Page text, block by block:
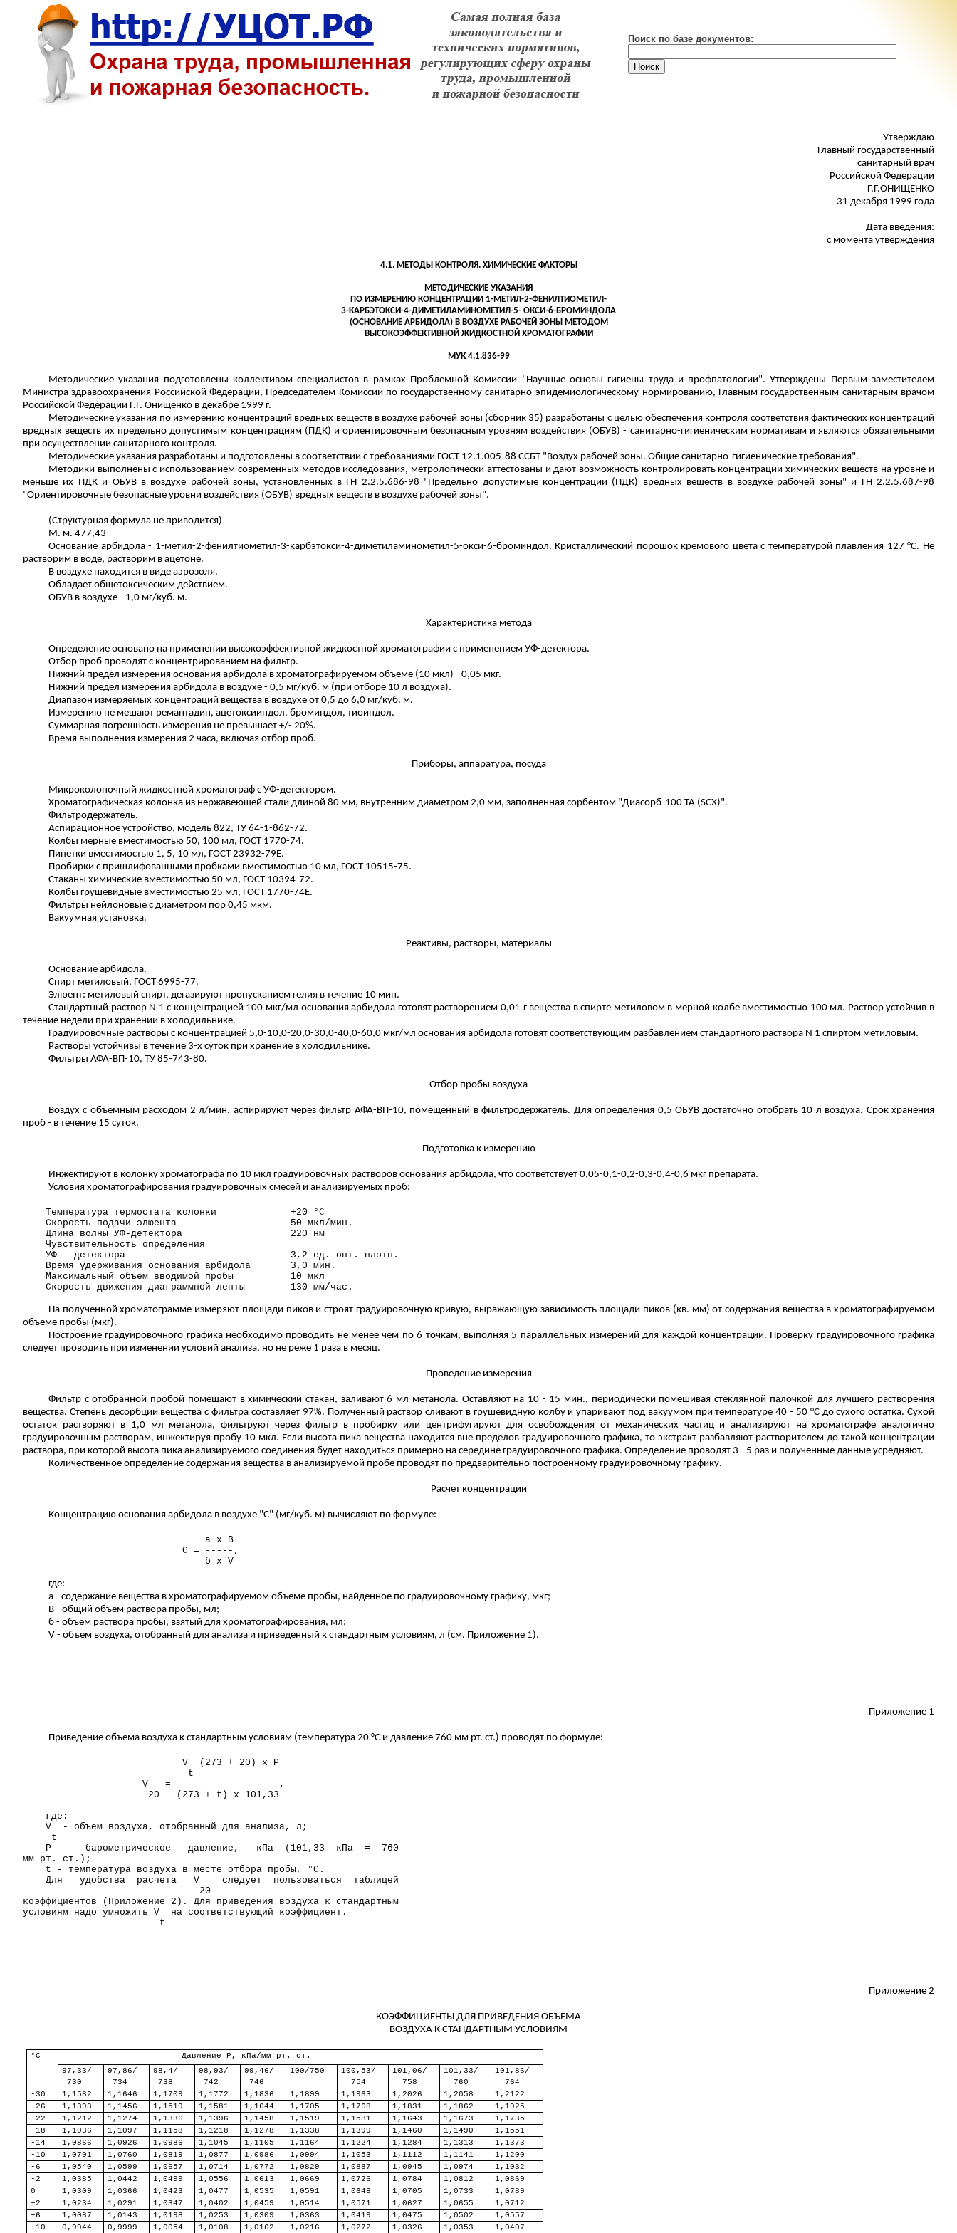
Поиск по базе документов:
Утверждаю
Главный государственный
санитарный врач
Российской Федерации
Г.Г.ОНИЩЕНКО
31 декабря 1999 года
Дата введения:
с момента утверждения
4.1. МЕТОДЫ КОНТРОЛЯ. ХИМИЧЕСКИЕ ФАКТОРЫ
МЕТОДИЧЕСКИЕ УКАЗАНИЯ
ПО ИЗМЕРЕНИЮ КОНЦЕНТРАЦИИ 1-МЕТИЛ-2-ФЕНИЛТИОМЕТИЛ-
3-КАРБЭТОКСИ-4-ДИМЕТИЛАМИНОМЕТИЛ-5- ОКСИ-6-БРОМИНДОЛА
(ОСНОВАНИЕ АРБИДОЛА) В ВОЗДУХЕ РАБОЧЕЙ ЗОНЫ МЕТОДОМ
ВЫСОКОЭФФЕКТИВНОЙ ЖИДКОСТНОЙ ХРОМАТОГРАФИИ
МУК 4.1.836-99
Методические указания подготовлены коллективом специалистов в рамках Проблемной Комиссии "Научные основы гигиены труда и профпатологии". Утверждены Первым заместителем
Министра здравоохранения Российской Федерации, Председателем Комиссии по государственному санитарно-эпидемиологическому нормированию, Главным государственным санитарным врачом
Российской Федерации Г.Г. Онищенко в декабре 1999 г.
Методические указания по измерению концентраций вредных веществ в воздухе рабочей зоны (сборник 35) разработаны с целью обеспечения контроля соответствия фактических концентраций
вредных веществ их предельно допустимым концентрациям (ПДК) и ориентировочным безопасным уровням воздействия (ОБУВ) - санитарно-гигиеническим нормативам и являются обязательными
при осуществлении санитарного контроля.
Методические указания разработаны и подготовлены в соответствии с требованиями ГОСТ 12.1.005-88 ССБТ "Воздух рабочей зоны. Общие санитарно-гигиенические требования".
Методики выполнены с использованием современных методов исследования, метрологически аттестованы и дают возможность контролировать концентрации химических веществ на уровне и
меньше их ПДК и ОБУВ в воздухе рабочей зоны, установленных в ГН 2.2.5.686-98 "Предельно допустимые концентрации (ПДК) вредных веществ в воздухе рабочей зоны" и ГН 2.2.5.687-98
"Ориентировочные безопасные уровни воздействия (ОБУВ) вредных веществ в воздухе рабочей зоны".
(Структурная формула не приводится)
М. м. 477,43
Основание арбидола - 1-метил-2-фенилтиометил-3-карбэтокси-4-диметиламинометил-5-окси-6-броминдол. Кристаллический порошок кремового цвета с температурой плавления 127 °С. Не
растворим в воде, растворим в ацетоне.
В воздухе находится в виде аэрозоля.
Обладает общетоксическим действием.
ОБУВ в воздухе - 1,0 мг/куб. м.
Характеристика метода
Определение основано на применении высокоэффективной жидкостной хроматографии с применением УФ-детектора.
Отбор проб проводят с концентрированием на фильтр.
Нижний предел измерения основания арбидола в хроматографируемом объеме (10 мкл) - 0,05 мкг.
Нижний предел измерения арбидола в воздухе - 0,5 мг/куб. м (при отборе 10 л воздуха).
Диапазон измеряемых концентраций вещества в воздухе от 0,5 до 6,0 мг/куб. м.
Измерению не мешают ремантадин, ацетоксииндол, броминдол, тиоиндол.
Суммарная погрешность измерения не превышает +/- 20%.
Время выполнения измерения 2 часа, включая отбор проб.
Приборы, аппаратура, посуда
Микроколоночный жидкостной хроматограф с УФ-детектором.
Хроматографическая колонка из нержавеющей стали длиной 80 мм, внутренним диаметром 2,0 мм, заполненная сорбентом "Диасорб-100 ТА (SCX)".
Фильтродержатель.
Аспирационное устройство, модель 822, ТУ 64-1-862-72.
Колбы мерные вместимостью 50, 100 мл, ГОСТ 1770-74.
Пипетки вместимостью 1, 5, 10 мл, ГОСТ 23932-79Е.
Пробирки с пришлифованными пробками вместимостью 10 мл, ГОСТ 10515-75.
Стаканы химические вместимостью 50 мл, ГОСТ 10394-72.
Колбы грушевидные вместимостью 25 мл, ГОСТ 1770-74Е.
Фильтры нейлоновые с диаметром пор 0,45 мкм.
Вакуумная установка.
Реактивы, растворы, материалы
Основание арбидола.
Спирт метиловый, ГОСТ 6995-77.
Элюент: метиловый спирт, дегазируют пропусканием гелия в течение 10 мин.
Стандартный раствор N 1 с концентрацией 100 мкг/мл основания арбидола готовят растворением 0,01 г вещества в спирте метиловом в мерной колбе вместимостью 100 мл. Раствор устойчив в
течение недели при хранении в холодильнике.
Градуировочные растворы с концентрацией 5,0-10,0-20,0-30,0-40,0-60,0 мкг/мл основания арбидола готовят соответствующим разбавлением стандартного раствора N 1 спиртом метиловым.
Растворы устойчивы в течение 3-х суток при хранение в холодильнике.
Фильтры АФА-ВП-10, ТУ 85-743-80.
Отбор пробы воздуха
Воздух с объемным расходом 2 л/мин. аспирируют через фильтр АФА-ВП-10, помещенный в фильтродержатель. Для определения 0,5 ОБУВ достаточно отобрать 10 л воздуха. Срок хранения
проб - в течение 15 суток.
Подготовка к измерению
Инжектируют в колонку хроматографа по 10 мкл градуировочных растворов основания арбидола, что соответствует 0,05-0,1-0,2-0,3-0,4-0,6 мкг препарата.
Условия хроматографирования градуировочных смесей и анализируемых проб:
Температура термостата колонки +20 °С
Скорость подачи элюента
50 мкл/мин.
Длина волны УФ-детектора
220 нм
Чувствительность определения
УФ - детектора
3,2 ед. опт . плотн.
Время удерживания основания арбидола
3,0 мин.
Максимальный объем вводимой пробы
10 мкл
Скорость движения диаграммной ленты
130 мм/час.
На полученной хроматограмме измеряют площади пиков и строят градуировочную кривую, выражающую зависимость площади пиков (кв. мм) от содержания вещества в хроматографируемом
объеме пробы (мкг).
Построение градуировочного графика необходимо проводить не менее чем по 6 точкам, выполняя 5 параллельных измерений для каждой концентрации. Проверку градуировочного графика
следует проводить при изменении условий анализа, но не реже 1 раза в месяц.
Проведение измерения
Фильтр с отобранной пробой помещают в химический стакан, заливают 6 мл метанола. Оставляют на 10 - 15 мин., периодически помешивая стеклянной палочкой для лучшего растворения
вещества. Степень десорбции вещества с фильтра составляет 97%. Полученный раствор сливают в грушевидную колбу и упаривают под вакуумом при температуре 40 - 50°Сдо сухого остатка. Сухой
остаток растворяют в 1,0 мл метанола, фильтруют через фильтр в пробирку или центрифугируют для освобождения от механических частиц и анализируют на хроматографе аналогично
градуировочным растворам, инжектируя пробу 10 мкл. Если высота пика вещества находится вне пределов градуировочного графика, то экстракт разбавляют растворителем до такой концентрации
раствора, при которой высота пика анализируемого соединения будет находиться примерно на середине градуировочного графика. Определение проводят 3 - 5 раз и полученные данные усредняют.
Количественное определение содержания вещества в анализируемой пробе проводят по предварительно построенному градуировочному графику.
Расчет концентрации
Концентрацию основания арбидола в воздухе "С" (мг/куб. м) вычисляют по формуле:
а х В
С = -----,
б х V
где:
а - содержание вещества в хроматографируемом объеме пробы, найденное по градуировочному графику, мкг;
В - общий объем раствора пробы, мл;
б - объем раствора пробы, взятый для хроматографирования, мл;
V - объем воздуха, отобранный для анализа и приведенный к стандартным условиям, л (см. Приложение 1).
Приложение 1
Приведение объема воздуха к стандартным условиям (температура 20 °С и давление 760 мм рт. ст.) проводят по формуле:
V (273 + 20) х Р
t
V
= ------------------,
20
(273 + t) х 101,33
где:
V
- объем воздуха, отобранный для анализа, л ;
t
Р
- барометрическое давление, кПа (101,33 кПа =
760
мм рт. ст.);
t - температура воздуха в месте отбора пробы, °С.
Для
удобства расчета V следует пользоваться
таблицей
20
коэффициентов (Приложение 2). Для приведения воздуха к стандартным
условиям надо умножить V
на соответствующий коэффициент.
t
Приложение 2
КОЭФФИЦИЕНТЫ ДЛЯ ПРИВЕДЕНИЯ ОБЪЕМА
ВОЗДУХА К СТАНДАРТНЫМ УСЛОВИЯМ
°С Давление Р , кПа/мм рт. ст.
97,33/
730
97,86/
734
98,4/
738
98,93/
742
99,46/
746
100/750
100,53/
754
101,06/
758
101,33/
760
101,86/
764
-30
1,1582 1,1646 1,1709 1,1772 1,1836 1,1899 1,1963 1,2026 1,2058
1,2122
-26
1,1393 1,1456 1,1519 1,1581 1,1644 1,1705 1,1768 1,1831 1,1862
1,1925
-22
1,1212 1,1274 1,1336 1,1396 1,1458 1,1519 1,1581 1,1643 1,1673
1,1735
-18
1,1036 1,1097 1,1158 1,1218 1,1278 1,1338 1,1399 1,1460 1,1490
1,1551
-14
1,0866 1,0926 1,0986 1,1045 1,1105 1,1164 1,1224 1,1284 1,1313
1,1373
-10
1,0701 1,0760 1,0819 1,0877 1,0986 1,0994 1,1053 1,1112 1,1141
1,1200
-6
1,0540 1,0599 1,0657 1,0714 1,0772 1,0829 1,0887 1,0945 1,0974
1,1032
-2
1,0385 1,0442 1,0499 1,0556 1,0613 1,0669 1,0726 1,0784 1,0812
1,0869
0
1,0309 1,0366 1,0423 1,0477 1,0535 1,0591 1,0648 1,0705 1,0733
1,0789
+2
1,0234 1,0291 1,0347 1,0402 1,0459 1,0514 1,0571 1,0627 1,0655
1,0712
+6
1,0087 1,0143 1,0198 1,0253 1,0309 1,0363 1,0419 1,0475 1,0502
1,0557
+10
0,9944 0,9999 1,0054 1,0108 1,0162 1,0216 1,0272 1,0326 1,0353 1,0407